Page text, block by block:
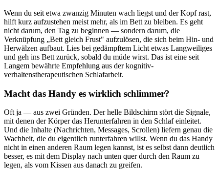
Wenn du seit etwa zwanzig Minuten wach liegst und der Kopf rast,
hilft kurz aufzustehen meist mehr, als im Bett zu bleiben. Es geht
nicht darum, den Tag zu beginnen — sondern darum, die
Verknüpfung „Bett gleich Frust" aufzulösen, die sich beim Hin- und
Herwälzen aufbaut. Lies bei gedämpftem Licht etwas Langweiliges
und geh ins Bett zurück, sobald du müde wirst. Das ist eine seit
Langem bewährte Empfehlung aus der kognitiv-
verhaltenstherapeutischen Schlafarbeit.
Macht das Handy es wirklich schlimmer?
Oft ja — aus zwei Gründen. Der helle Bildschirm stört die Signale,
mit denen der Körper das Herunterfahren in den Schlaf einleitet.
Und die Inhalte (Nachrichten, Messages, Scrollen) liefern genau die
Wachheit, die du eigentlich runterfahren willst. Wenn du das Handy
nicht in einen anderen Raum legen kannst, ist es selbst dann deutlich
besser, es mit dem Display nach unten quer durch den Raum zu
legen, als vom Kissen aus danach zu greifen.